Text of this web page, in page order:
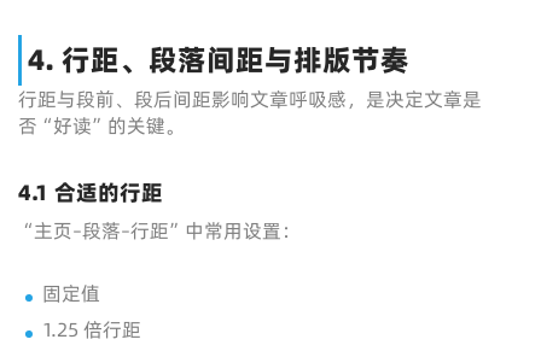
4. 行距、段落间距与排版节奏
行距与段前、段后间距影响文章呼吸感，是决定文章是
否“好读”的关键。
4.1 合适的行距
“主页–段落–行距”中常用设置：
固定值
1.25 倍行距